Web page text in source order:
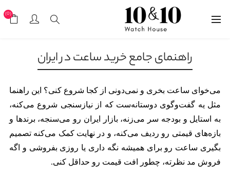
(0)
راهنمای جامع خرید ساعت در ایران
می‌خوای ساعت بخری و نمی‌دونی از کجا شروع کنی؟ این راهنما
مثل یه گفت‌وگوی دوستانه‌ست که از نیازسنجی شروع می‌کنه،
به استایل و بودجه سر می‌زنه، بازار ایران رو می‌سنجه، برندها و
بازه‌های قیمتی رو ردیف می‌کنه، و در نهایت کمک می‌کنه تصمیم
بگیری ساعت رو برای همیشه نگه داری یا روزی بفروشی و اگه
فروش مد نظرته، چطور افت قیمت رو حداقل کنی.